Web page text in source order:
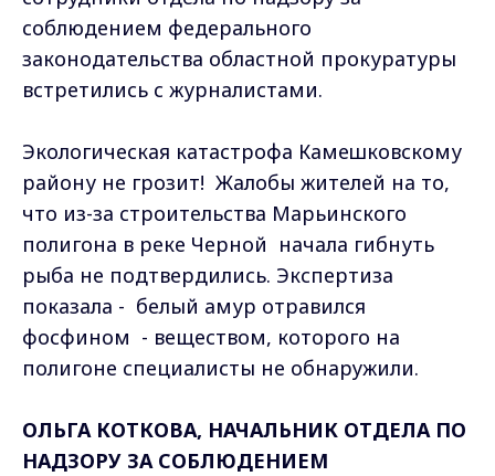
соблюдением федерального
законодательства областной прокуратуры
встретились с журналистами.
Экологическая катастрофа Камешковскому
району не грозит! Жалобы жителей на то,
что из-за строительства Марьинского
полигона в реке Черной начала гибнуть
рыба не подтвердились. Экспертиза
показала - белый амур отравился
фосфином - веществом, которого на
полигоне специалисты не обнаружили.
ОЛЬГА КОТКОВА, НАЧАЛЬНИК ОТДЕЛА ПО
НАДЗОРУ ЗА СОБЛЮДЕНИЕМ